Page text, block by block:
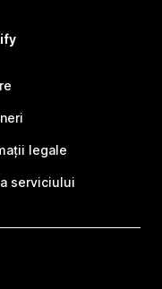
legale
serviciului